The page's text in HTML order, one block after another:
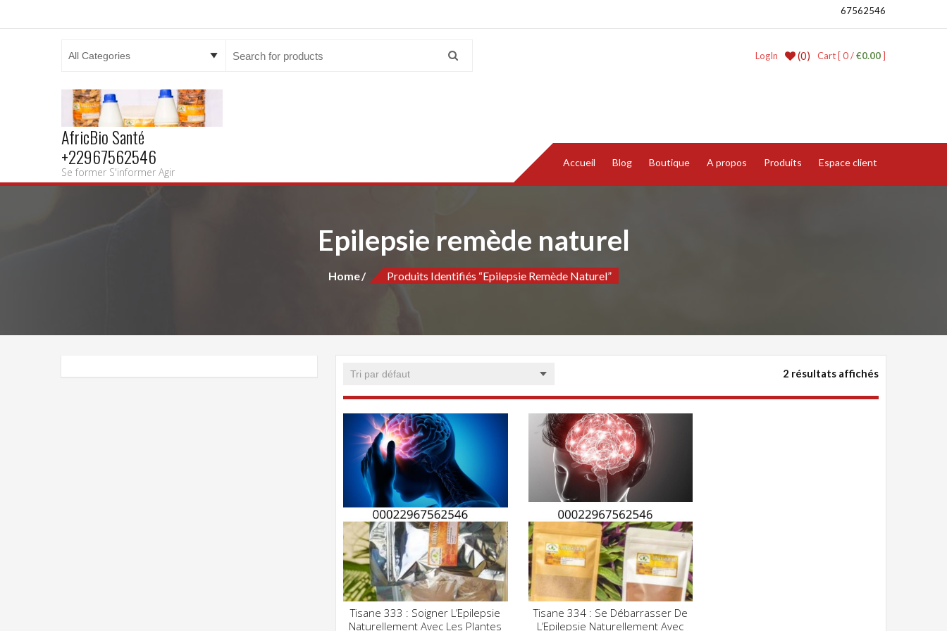
67562546
Cart [ 0 /€0.00]
(0)
LogIn
AfricBio Santé
+22967562546
Se former S'informer Agir
Accueil Blog Boutique A propos Produits Espace client
Epilepsie remède naturel
Home Produits Identifiés “Epilepsie Remède Naturel”
2 résultats affichés
CLIQUEZ POUR VOIR
ADD WISHLIST
Tisane 333 : Soigner L’Epilepsie
Naturellement Avec Les Plantes
CLIQUEZ POUR VOIR
ADD WISHLIST
Tisane 334 : Se Débarrasser De
L’Epilepsie Naturellement Avec